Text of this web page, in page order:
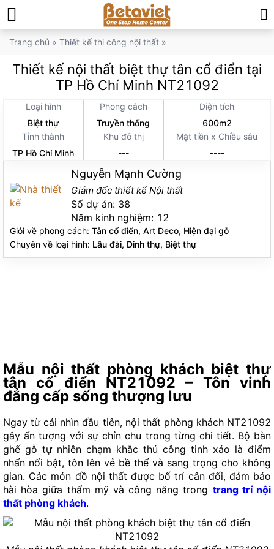
Trang chủ » Thiết kế thi công nội thất »
Thiết kế nội thất biệt thự tân cổ điển tại
TP Hồ Chí Minh NT21092
Loại hình
Biệt thự
Phong cách
Truyền thống
Diện tích
600m2
Tỉnh thành
TP Hồ Chí Minh
Khu đô thị
---
Mặt tiền x Chiều sâu
----
Nguyễn Mạnh Cường
Giám đốc thiết kế Nội thất
Số dự án: 38
Năm kinh nghiệm: 12
Giỏi về phong cách: Tân cổ điển, Art Deco, Hiện đại gỗ
Chuyên về loại hình: Lâu đài, Dinh thự, Biệt thự
Mẫu nội thất phòng khách biệt thự
tân cổ điển NT21092 – Tôn vinh
đẳng cấp sống thượng lưu
Ngay từ cái nhìn đầu tiên, nội thất phòng khách NT21092
gây ấn tượng với sự chỉn chu trong từng chi tiết. Bộ bàn
ghế gỗ tự nhiên chạm khắc thủ công tinh xảo là điểm
nhấn nổi bật, tôn lên vẻ bề thế và sang trọng cho không
gian. Các món đồ nội thất được bố trí cân đối, đảm bảo
hài hòa giữa thẩm mỹ và công năng trong trang trí nội
thất phòng khách.